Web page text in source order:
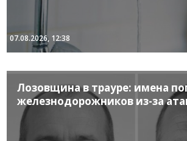
07.08.2026, 12:38
Лозовщина в трауре: имена
железнодорожников из-за